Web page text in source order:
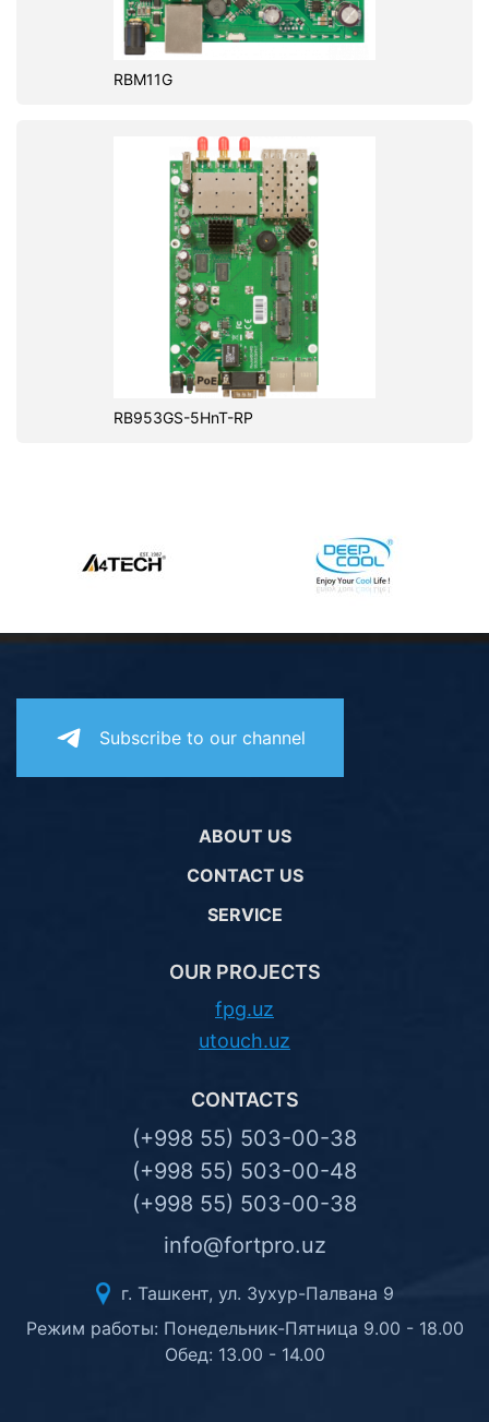
RBM11G
RB953GS-5HnT-RP
Subscribe to our channel
ABOUT US
CONTACT US
SERVICE
OUR PROJECTS
fpg.uz
utouch.uz
CONTACTS
(+998 55) 503-00-38
(+998 55) 503-00-48
(+998 55) 503-00-38
info@fortpro.uz
г. Ташкент, ул. Зухур-Палвана 9
Режим работы: Понедельник-Пятница 9.00 - 18.00
Обед: 13.00 - 14.00